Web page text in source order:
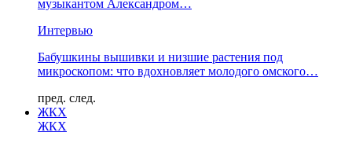
музыкантом Александром…
Интервью
Бабушкины вышивки и низшие растения под
микроскопом: что вдохновляет молодого омского…
пред. след.
ЖКХ
ЖКХ